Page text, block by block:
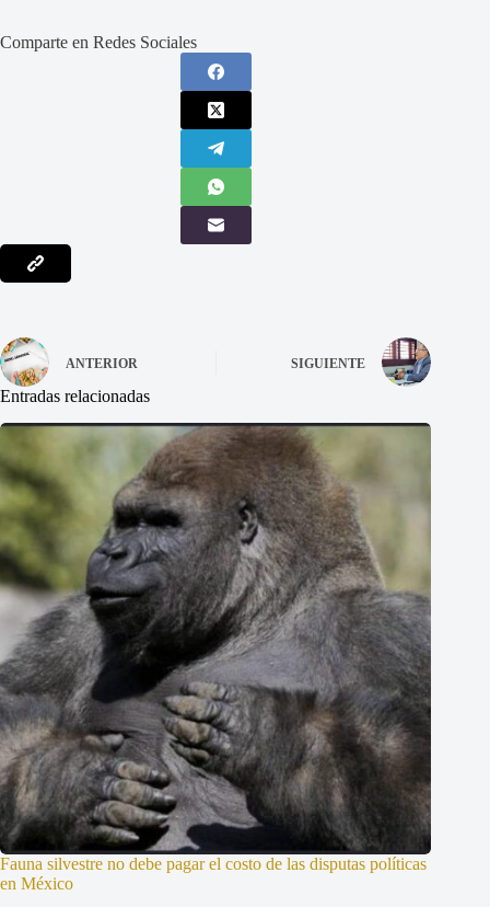
Comparte en Redes Sociales
ANTERIOR SIGUIENTE
Entradas relacionadas
Fauna silvestre no debe pagar el costo de las disputas políticas
en México